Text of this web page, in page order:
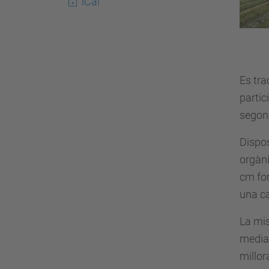
p
s
/
a
l
m
n
i
.
u
Es
cm
una
La